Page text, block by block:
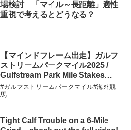
場検討 「マイル～長距離」適性
重視で考えるとどうなる？
【マインドフレーム出走】ガルフ
ストリームパークマイル2025 /
Gulfstream Park Mile Stakes
Presented By Domestic
Product 2025
#ガルフストリームパークマイル#海外競
馬
Tight Calf Trouble on a 6-Mile